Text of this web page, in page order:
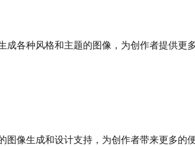
各种风格和主题的图像，为创作者提供更多
像生成和设计支持，为创作者带来更多的